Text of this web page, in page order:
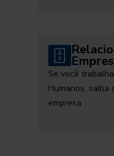
Se você
Humanos, saiba
empresa